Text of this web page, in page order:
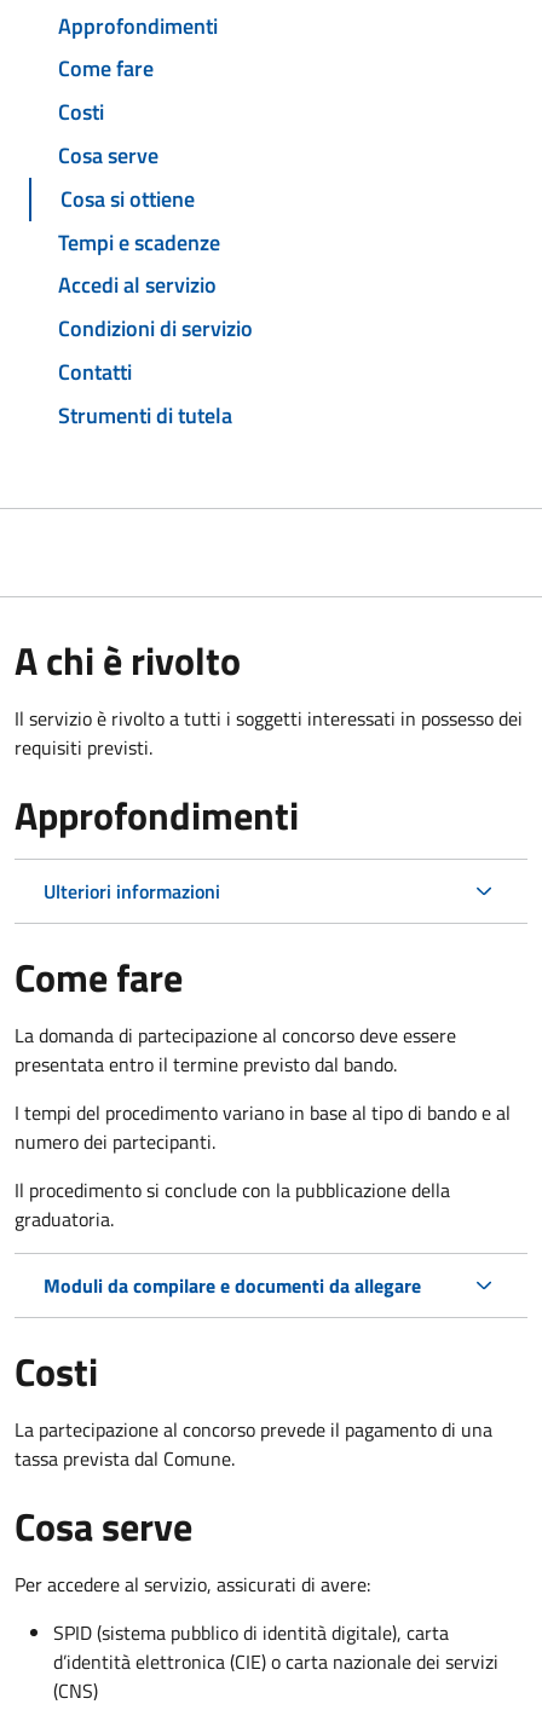
Approfondimenti
Come fare
Costi
Cosa serve
Cosa si ottiene
Tempi e scadenze
Accedi al servizio
Condizioni di servizio
Contatti
Strumenti di tutela
A chi è rivolto
Il servizio è rivolto a tutti i soggetti interessati in possesso dei
requisiti previsti.
Approfondimenti
Ulteriori informazioni
Come fare
La domanda di partecipazione al concorso deve essere
presentata entro il termine previsto dal bando.
I tempi del procedimento variano in base al tipo di bando e al
numero dei partecipanti.
Il procedimento si conclude con la pubblicazione della
graduatoria.
Moduli da compilare e documenti da allegare
Costi
La partecipazione al concorso prevede il pagamento di una
tassa prevista dal Comune.
Cosa serve
Per accedere al servizio, assicurati di avere:
SPID (sistema pubblico di identità digitale), carta
d’identità elettronica (CIE) o carta nazionale dei servizi
(CNS)